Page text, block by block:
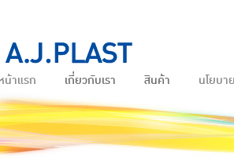
น้าแรก เกี่ยวกับเรา สินค้า นโยบา